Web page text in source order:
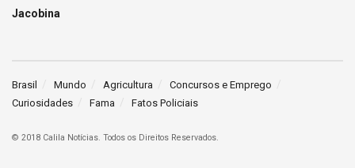
Jacobina
Brasil Mundo Agricultura
Concursos e Emprego
Curiosidades
Fama Fatos Policiais
© 2018 Calila Notícias. Todos os Direitos Reservados.